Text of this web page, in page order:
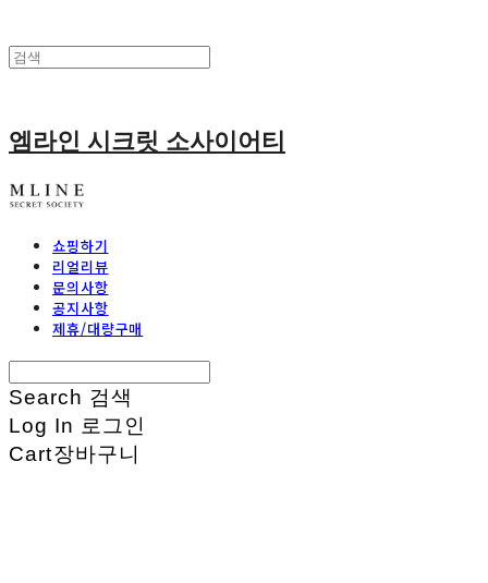
엠라인 시크릿 소사이어티
쇼핑하기
리얼리뷰
문의사항
공지사항
제휴/대량구매
Search 검색
Log In 로그인
Cart장바구니